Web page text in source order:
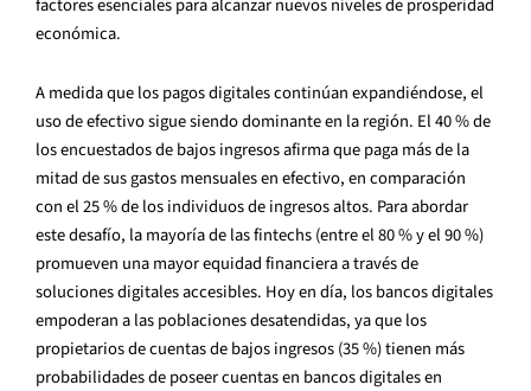
factores esenciales para alcanzar nuevos niveles de prosperidad
económica.
A medida que los pagos digitales continúan expandiéndose, el
uso de efectivo sigue siendo dominante en la región. El 40 % de
los encuestados de bajos ingresos afirma que paga más de la
mitad de sus gastos mensuales en efectivo, en comparación
con el 25 % de los individuos de ingresos altos. Para abordar
este desafío, la mayoría de las fintechs (entre el 80 % y el 90 %)
promueven una mayor equidad financiera a través de
soluciones digitales accesibles. Hoy en día, los bancos digitales
empoderan a las poblaciones desatendidas, ya que los
propietarios de cuentas de bajos ingresos (35 %) tienen más
probabilidades de poseer cuentas en bancos digitales en